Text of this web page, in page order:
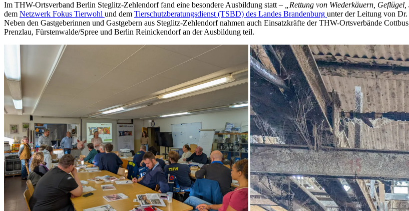
Im THW-Ortsverband Berlin Steglitz-Zehlendorf fand eine besondere Ausbildung statt – „Rettung von Wiederkäuern,
dem Netzwerk Fokus Tierwohl und dem Tierschutzberatungsdienst (TSBD) des Landes Brandenburg unter der Leitung von Dr.
Neben den Gastgeberinnen und Gastgebern aus Steglitz-Zehlendorf nahmen auch Einsatzkräfte der THW-Ortsverbände
Prenzlau, Fürstenwalde/Spree und Berlin Reinickendorf an der Ausbildung teil.